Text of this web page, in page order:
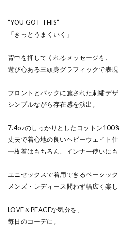
“YOU GOT THIS”
「きっとうまくいく」
背中を押してくれるメッセージを、
遊び心ある三頭身グラフィックで表現
フロントとバックに施された刺繍デ
シンプルながら存在感を演出。
7.4ozのしっかりとしたコットン
丈夫で着心地の良いヘビーウェイト仕
一枚着はもちろん、インナー使いにも
ユニセックスで着用できるベーシック
メンズ・レディース問わず幅広く楽し
LOVE＆PEACEな気分を、
毎日のコーデに。